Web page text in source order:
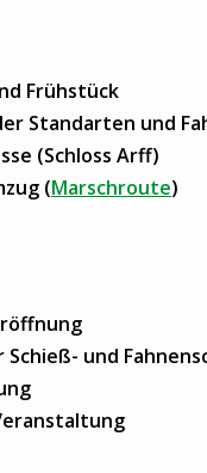
Frühstück
Standarten und
(Schloss Arff)
(Marschroute)
Schieß- und